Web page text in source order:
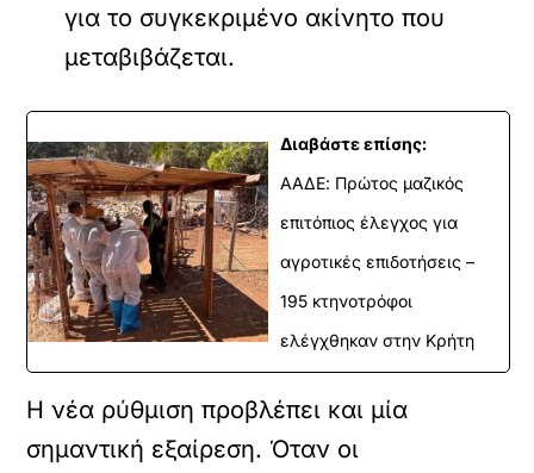
για το συγκεκριμένο ακίνητο που
μεταβιβάζεται.
Διαβάστε επίσης:
ΑΑΔΕ: Πρώτος μαζικός
επιτόπιος έλεγχος για
αγροτικές επιδοτήσεις –
195 κτηνοτρόφοι
ελέγχθηκαν στην Κρήτη
Η νέα ρύθμιση προβλέπει και μία
σημαντική εξαίρεση. Όταν οι